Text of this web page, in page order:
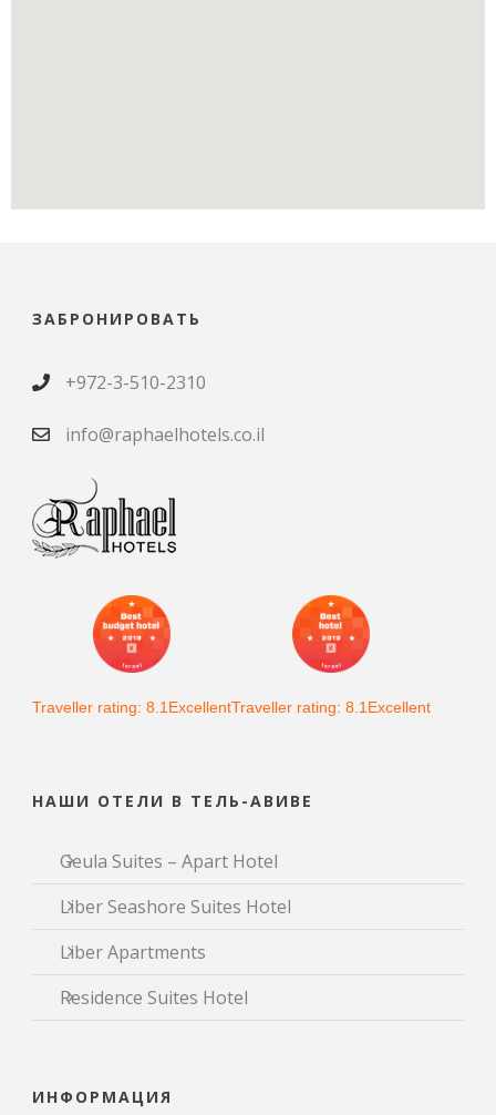
ЗАБРОНИРОВАТЬ
+972-3-510-2310
info@raphaelhotels.co.il
Traveller rating: 8.1ExcellentTraveller rating: 8.1Excellent
НАШИ ОТЕЛИ В ТЕЛЬ-АВИВЕ
Geula Suites – Apart Hotel
Liber Seashore Suites Hotel
Liber Apartments
Residence Suites Hotel
ИНФОРМАЦИЯ